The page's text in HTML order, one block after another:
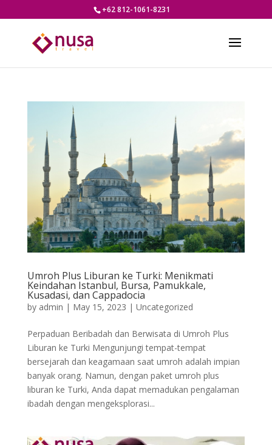
+62 812-1061-8231
Umroh Plus Liburan ke Turki: Menikmati
Keindahan Istanbul, Bursa, Pamukkale,
Kusadasi, dan Cappadocia
by admin | May 15, 2023 | Uncategorized
Perpaduan Beribadah dan Berwisata di Umroh Plus
Liburan ke Turki Mengunjungi tempat-tempat
bersejarah dan keagamaan saat umroh adalah impian
banyak orang. Namun, dengan paket umroh plus
liburan ke Turki, Anda dapat memadukan pengalaman
ibadah dengan mengeksplorasi...